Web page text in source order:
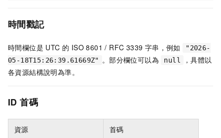
時間戳記
時間欄位是 UTC 的 ISO 8601 / RFC 3339 字串，例如
"2026-
05-18T15:26:39.61669Z"
。部分欄位可以為 null
，具體以
各資源結構說明為準。
ID 首碼
資源 首碼